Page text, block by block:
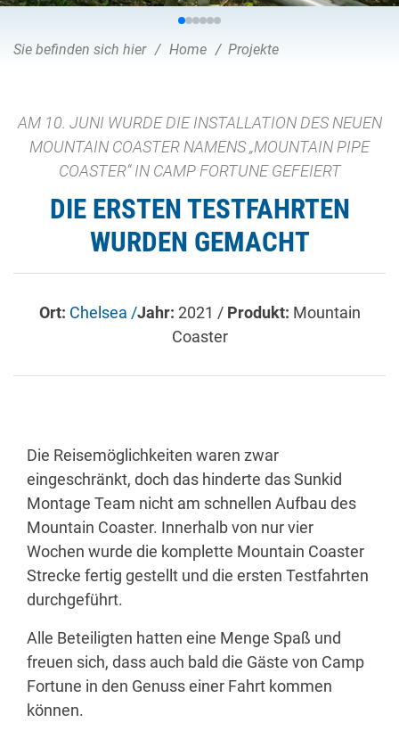
Sie befinden sich hier Home Projekte
AM 10. JUNI WURDE DIE INSTALLATION DES NEUEN
MOUNTAIN COASTER NAMENS „MOUNTAIN PIPE
COASTER“ IN CAMP FORTUNE GEFEIERT
DIE ERSTEN TESTFAHRTEN
WURDEN GEMACHT
Ort: Chelsea /Jahr: 2021 / Produkt: Mountain
Coaster
Die Reisemöglichkeiten waren zwar
eingeschränkt, doch das hinderte das Sunkid
Montage Team nicht am schnellen Aufbau des
Mountain Coaster. Innerhalb von nur vier
Wochen wurde die komplette Mountain Coaster
Strecke fertig gestellt und die ersten Testfahrten
durchgeführt.
Alle Beteiligten hatten eine Menge Spaß und
freuen sich, dass auch bald die Gäste von Camp
Fortune in den Genuss einer Fahrt kommen
können.